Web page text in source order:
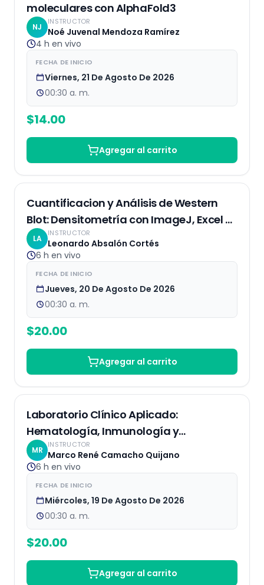
moleculares con AlphaFold3
NJ
INSTRUCTOR
Noé Juvenal Mendoza Ramírez
4 h en vivo
FECHA DE INICIO
Viernes, 21 De Agosto De 2026
00:30 a. m.
$14.00
Agregar al carrito
Cuantificacion y Análisis de Western
Blot: Densitometría con ImageJ, Excel y
R.LA
INSTRUCTOR
Leonardo Absalón Cortés
6 h en vivo
FECHA DE INICIO
Jueves, 20 De Agosto De 2026
00:30 a. m.
$20.00
Agregar al carrito
Laboratorio Clínico Aplicado:
Hematología, Inmunología y
Bioquímica
MR
INSTRUCTOR
Marco René Camacho Quijano
6 h en vivo
FECHA DE INICIO
Miércoles, 19 De Agosto De 2026
00:30 a. m.
$20.00
Agregar al carrito